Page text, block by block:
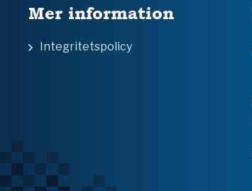
Mer information
Integritetspolicy